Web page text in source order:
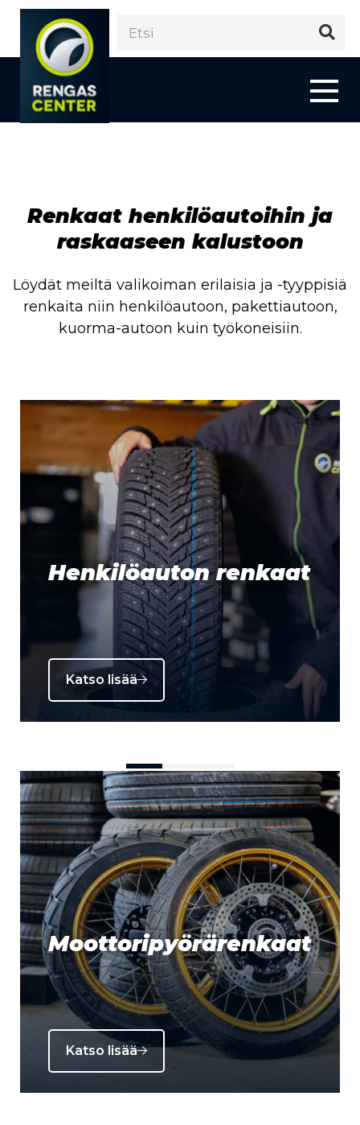
Renkaat henkilöautoihin ja
raskaaseen kalustoon
Löydät meiltä valikoiman erilaisia ja -tyyppisiä
renkaita niin henkilöautoon, pakettiautoon,
kuorma-autoon kuin työkoneisiin.
Henkilöauton renkaat
Katso lisää
Moottoripyörärenkaat
Katso lisää